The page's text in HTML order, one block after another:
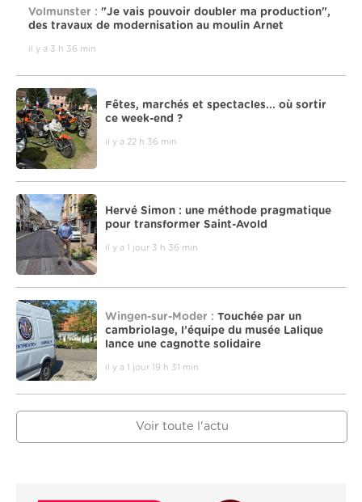
Volmunster : "Je vais pouvoir doubler ma production",
des travaux de modernisation au moulin Arnet
il y a 3 h 36 min
Fêtes, marchés et spectacles... où sortir
ce week-end ?
il y a 22 h 36 min
Hervé Simon : une méthode pragmatique
pour transformer Saint-Avold
il y a 1 jour 3 h 36 min
Wingen-sur-Moder : Touchée par un
cambriolage, l’équipe du musée Lalique
lance une cagnotte solidaire
il y a 1 jour 19 h 31 min
Voir toute l'actu